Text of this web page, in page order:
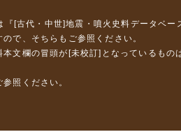
『 [古代・中世]地震・噴火史料データベー
で、 そちら もご参照ください。
文欄の冒頭が[未校訂]となっているも
参照ください。